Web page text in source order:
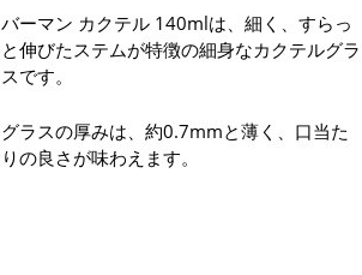
バーマン カクテル 140mlは、細く、すらっ
と伸びたステムが特徴の細身なカクテルグラ
スです。
グラスの厚みは、約0.7mmと薄く、口当た
りの良さが味わえます。